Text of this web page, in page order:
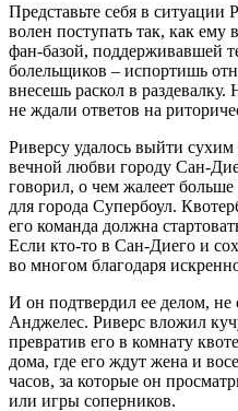
Представьте себя в ситуации
волен поступать так, как ему
фан-базой, поддерживавшей
болельщиков – испортишь
внесешь раскол в
не ждали ответов на
Риверсу удалось выйти
вечной любви городу Сан-
говорил, о чем жалеет
для города Супербоул.
его команда должна
Если кто-то в Сан-Диего и
во многом благодаря
И он подтвердил ее делом, не
Анджелес. Риверс вложил
превратив его в комнату
дома, где его ждут жена и
часов, за которые он
или игры соперников.